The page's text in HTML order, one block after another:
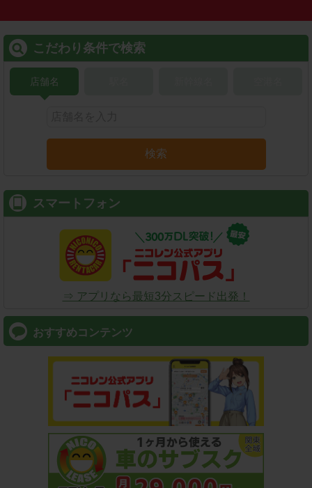
こだわり条件で検索
店舗名
検索
スマートフォン
⇒ アプリなら最短3分スピード出発！
おすすめコンテンツ